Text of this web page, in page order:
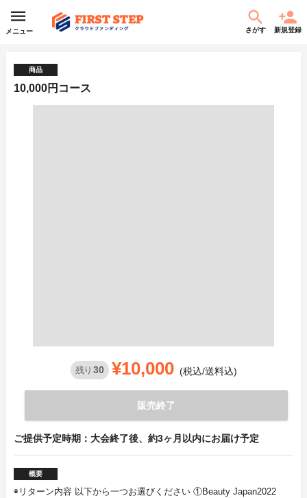
メニュー さがす 新規登録
商品
10,000円コース
残り 30 ¥10,000 (税込/送料込)
販売終了
ご提供予定時期：大会終了後、約3ヶ月以内にお届け予定
概要
◉リターン内容 以下から一つお選びください ①Beauty Japan2022